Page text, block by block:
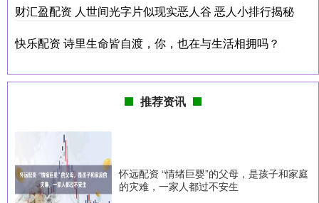
财汇盈配资 人世间光字片似现实恶人谷 恶人小排行揭秘
快乐配资 诗里生命皆自渡，你，也在与生活相拥吗？
推荐资讯
怀远配资 “情绪巨婴”的父母，是孩子和家庭
的灾难，一家人都过不安生